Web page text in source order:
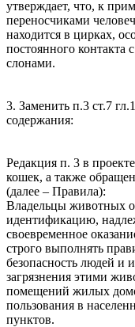
утверждает, что, к
переносчиками
находится в цирках,
постоянного
слонами.
3. Заменить п.3 ст.7
содержания:
Редакция п. 3 в
кошек, а также
(далее – Правила):
Владельцы животных
идентификацию,
своевременное
строго выполнять
безопасность людей и
загрязнения этими
помещений жилых
пользования в
пунктов.